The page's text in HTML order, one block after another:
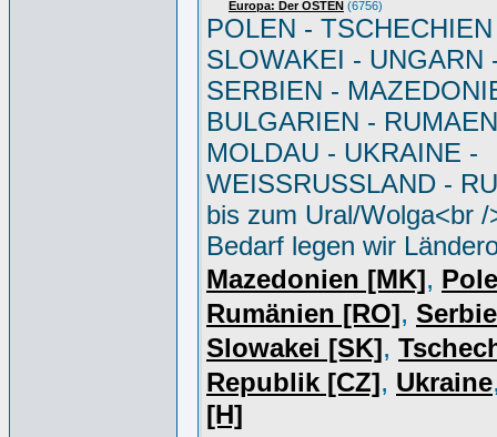
Europa: Der OSTEN (6756)
POLEN -
SLOWAKEI - UNGARN
SERBIEN -
BULGARIEN -
MOLDAU - UKRAINE -
WEISSRUSSLAND -
bis zum Ural/Wolga<br /
Bedarf legen wir
Mazedonien [MK],
Rumänien [RO],
Slowakei [SK],
Republik [CZ], Ukraine
[H]